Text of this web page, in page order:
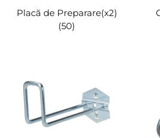
Placă de Preparare(x2)
(50)